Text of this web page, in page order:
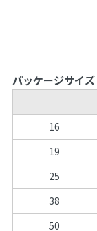
パッケージサイズ
16
19
25
38
50